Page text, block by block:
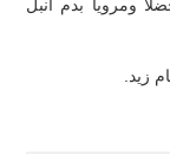
ومروياً بدم أنبل
زيد.